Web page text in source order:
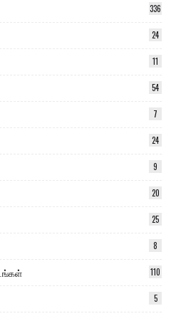
336
24
11
54
7
24
9
20
25
8
110
5